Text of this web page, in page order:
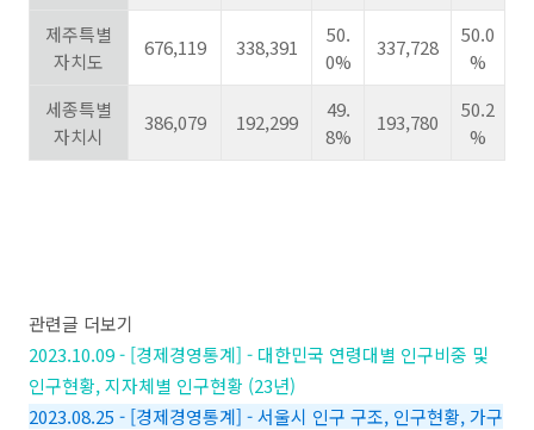
제주특별
자치도
676,119 338,391
50.
0%
337,728
50.0
%
세종특별
자치시
386,079 192,299
49.
8%
193,780
50.2
%
관련글 더보기
2023.10.09 - [경제경영통계] - 대한민국 연령대별 인구비중 및
인구현황, 지자체별 인구현황 (23년)
2023.08.25 - [경제경영통계] - 서울시 인구 구조, 인구현황, 가구